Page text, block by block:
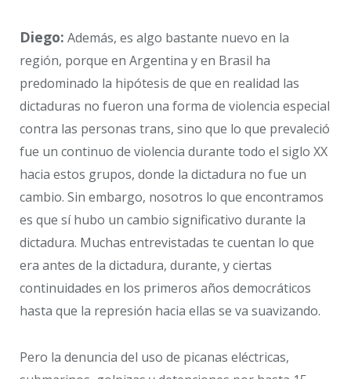
Diego: Además, es algo bastante nuevo en la
región, porque en Argentina y en Brasil ha
predominado la hipótesis de que en realidad las
dictaduras no fueron una forma de violencia especial
contra las personas trans, sino que lo que prevaleció
fue un continuo de violencia durante todo el siglo XX
hacia estos grupos, donde la dictadura no fue un
cambio. Sin embargo, nosotros lo que encontramos
es que sí hubo un cambio significativo durante la
dictadura. Muchas entrevistadas te cuentan lo que
era antes de la dictadura, durante, y ciertas
continuidades en los primeros años democráticos
hasta que la represión hacia ellas se va suavizando.
Pero la denuncia del uso de picanas eléctricas,